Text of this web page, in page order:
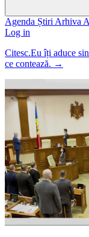
Agenda Știri Arhiva
Log in
Citesc.Eu îți aduce
ce contează. →